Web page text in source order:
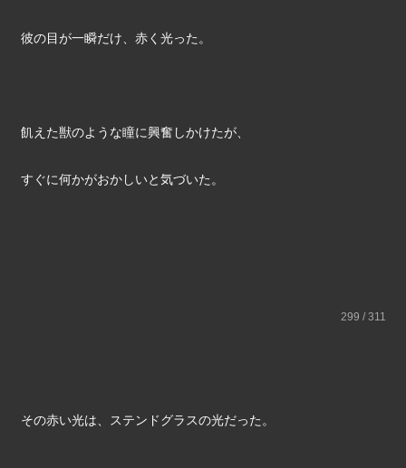
彼の目が一瞬だけ、赤く光った。
飢えた獣のような瞳に興奮しかけたが、
すぐに何かがおかしいと気づいた。
299 / 311
その赤い光は、ステンドグラスの光だった。